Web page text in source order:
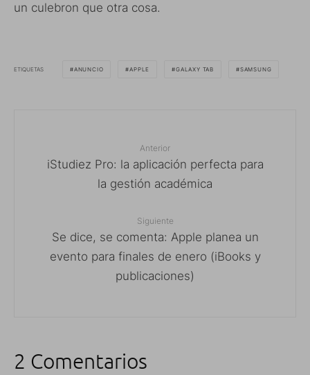
un culebron que otra cosa.
ETIQUETAS ANUNCIO APPLE GALAXY TAB SAMSUNG
Anterior
iStudiez Pro: la aplicación perfecta para
la gestión académica
Siguiente
Se dice, se comenta: Apple planea un
evento para finales de enero (iBooks y
publicaciones)
2 Comentarios